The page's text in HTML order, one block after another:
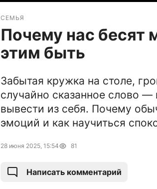
СЕМЬЯ
Почему нас бесят
этим быть
Забытая кружка на столе,
случайно сказанное слово —
вывести из себя. Почему
эмоций и как научиться
28 июня 2025, 15:54 81
Написать комментарий